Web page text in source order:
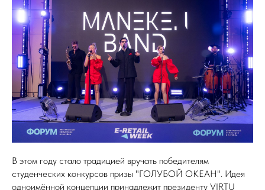
В этом году стало традицией вручать победителям
студенческих конкурсов призы "ГОЛУБОЙ ОКЕАН". Идея
одноимённой концепции принадлежит президенту VIRTU